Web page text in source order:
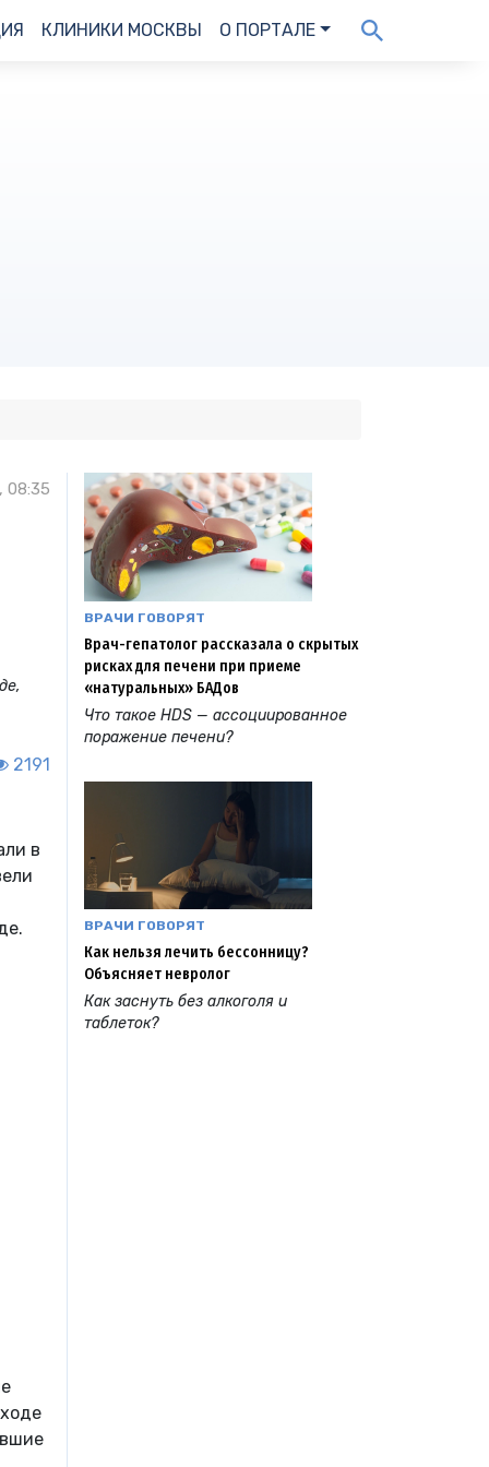
КЛИНИКИ МОСКВЫ О ПОРТАЛЕ
08:35
2191
в
ВРАЧИ ГОВОРЯТ
Врач-гепатолог рассказала о скрытых
рисках для печени при приеме
«натуральных» БАДов
Что такое HDS — ассоциированное
поражение печени?
ВРАЧИ ГОВОРЯТ
Как нельзя лечить бессонницу?
Объясняет невролог
Как заснуть без алкоголя и
таблеток?